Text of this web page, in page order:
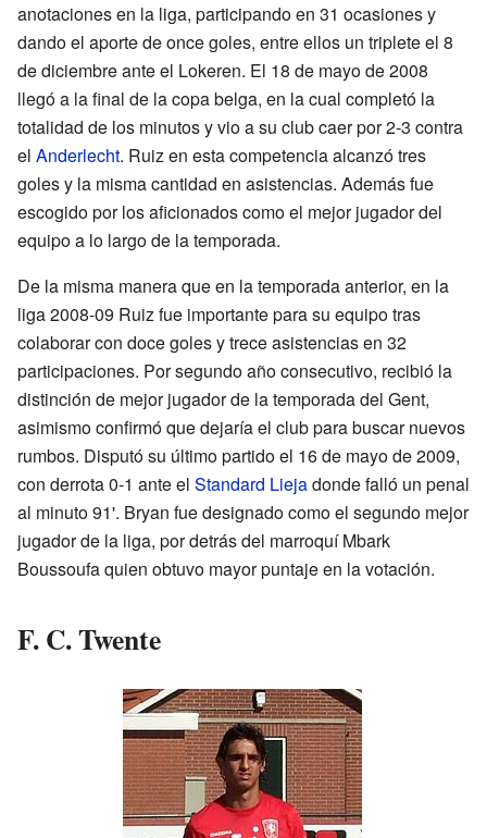
anotaciones en la liga, participando en 31 ocasiones y
dando el aporte de once goles, entre ellos un triplete el 8
de diciembre ante el Lokeren. El 18 de mayo de 2008
llegó a la final de la copa belga, en la cual completó la
totalidad de los minutos y vio a su club caer por 2-3 contra
el Anderlecht. Ruiz en esta competencia alcanzó tres
goles y la misma cantidad en asistencias. Además fue
escogido por los aficionados como el mejor jugador del
equipo a lo largo de la temporada.
De la misma manera que en la temporada anterior, en la
liga 2008-09 Ruiz fue importante para su equipo tras
colaborar con doce goles y trece asistencias en 32
participaciones. Por segundo año consecutivo, recibió la
distinción de mejor jugador de la temporada del Gent,
asimismo confirmó que dejaría el club para buscar nuevos
rumbos. Disputó su último partido el 16 de mayo de 2009,
con derrota 0-1 ante el Standard Liejadonde falló un penal
al minuto 91'. Bryan fue designado como el segundo mejor
jugador de la liga, por detrás del marroquí Mbark
Boussoufa quien obtuvo mayor puntaje en la votación.
F. C. Twente